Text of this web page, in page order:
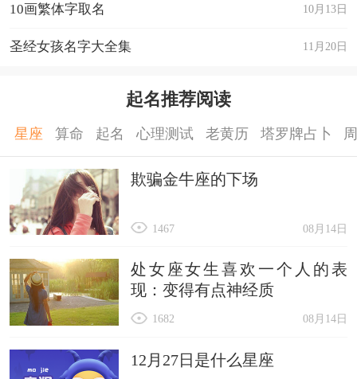
10月13日
10画繁体字取名
11月20日
圣经女孩名字大全集
起名推荐阅读
星座 算命 起名 心理测试 老黄历 塔罗牌占卜
欺骗金牛座的下场
08月14日
1467
处女座女生喜欢一个人的表
现：变得有点神经质
08月14日
1682
12月27日是什么星座